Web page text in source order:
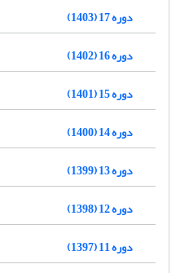
دوره 17 (1403)
دوره 16 (1402)
دوره 15 (1401)
دوره 14 (1400)
دوره 13 (1399)
دوره 12 (1398)
دوره 11 (1397)